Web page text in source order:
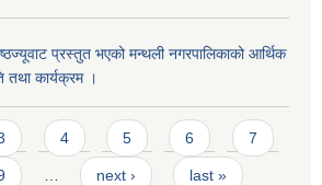
प्रस्तुत भएको मन्थली नगरपालिकाको आर्थिक
तथा कार्यक्रम ।
4 5 6 7
next › last »